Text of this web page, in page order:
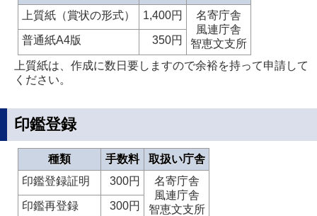
上質紙（賞状の形式）
1,400円
名寄庁舎
風連庁舎
智恵文支所
普通紙A4版 350円
上質紙は、作成に数日要しますので余裕を持って申請して
ください。
印鑑登録
種類 手数料
取扱い庁舎
印鑑登録証明
300円
名寄庁舎
風連庁舎
智恵文支所
印鑑再登録 300円